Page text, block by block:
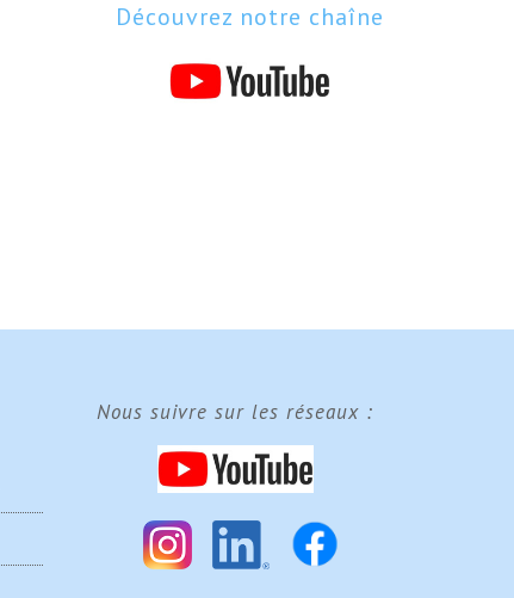
Découvrez notre chaîne
Nous suivre sur les réseaux :